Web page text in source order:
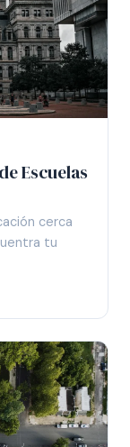
Escuelas
cerca
tu